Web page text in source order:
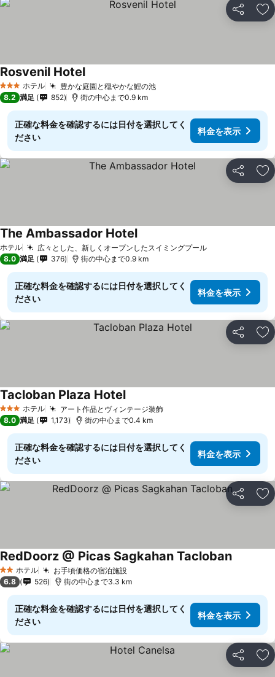
シェア お
3 ホテルのランク
ホテル 豊かな庭園と穏やかな鯉の池
Rosvenil Hotel
8.2 満足 852 街の中心まで0.9 km
正確な料金を確認するには日付を選択してく
ださい
料金を表示
シェア お
ホテル 広々とした、新しくオープンしたスイミングプール
The Ambassador Hotel
8.0 満足 376 街の中心まで0.9 km
正確な料金を確認するには日付を選択してく
ださい
料金を表示
シェア お
3 ホテルのランク
ホテル アート作品とヴィンテージ装飾
Tacloban Plaza Hotel
8.0 満足 1,173 街の中心まで0.4 km
正確な料金を確認するには日付を選択してく
ださい
料金を表示
シェア お
2 ホテルのランク
ホテル お手頃価格の宿泊施設
RedDoorz @ Picas Sagkahan Tacloban
6.8 526 街の中心まで3.3 km
正確な料金を確認するには日付を選択してく
ださい
料金を表示
シェア お